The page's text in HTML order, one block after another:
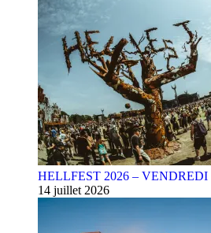
HELLFEST 2026 –
14 juillet 2026